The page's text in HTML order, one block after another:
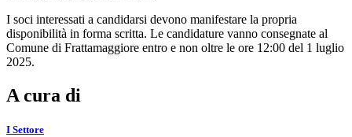
I soci interessati a candidarsi devono manifestare la propria
disponibilità in forma scritta. Le candidature vanno consegnate al
Comune di Frattamaggiore entro e non oltre le ore 12:00 del 1 luglio
2025.
A cura di
I Settore